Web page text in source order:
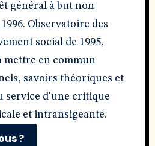
général à but non
Observatoire des
social de 1995,
mettre en commun
savoirs théoriques et
service d'une critique
et intransigeante.
?